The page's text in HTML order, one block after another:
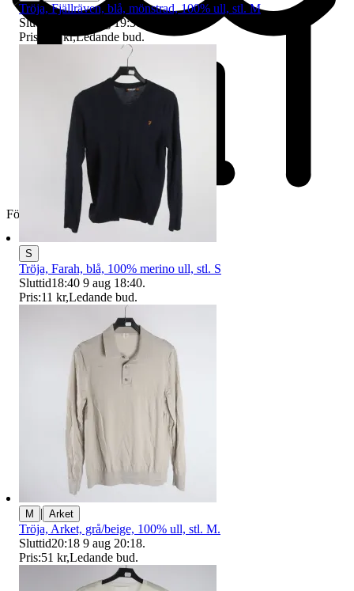
Företag
Tröja, Fjällräven, blå, mönstrad, 100% ull, stl. M
Sluttid
9 aug 19:37
Pris:
535 kr,Ledande bud.
S
Tröja, Farah, blå, 100% merino ull, stl. S
Sluttid18:40 9 aug 18:40.
Pris:11 kr,Ledande bud.
M | Arket
Tröja, Arket, grå/beige, 100% ull, stl. M.
Sluttid20:18 9 aug 20:18.
Pris:51 kr,Ledande bud.